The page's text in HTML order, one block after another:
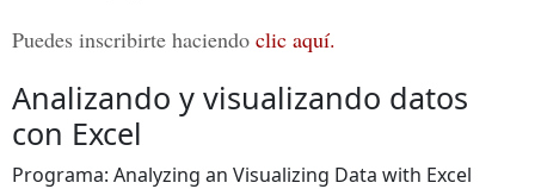
Puedes inscribirte haciendo clic aquí.
Analizando y visualizando datos
con Excel
Programa: Analyzing an Visualizing Data with Excel